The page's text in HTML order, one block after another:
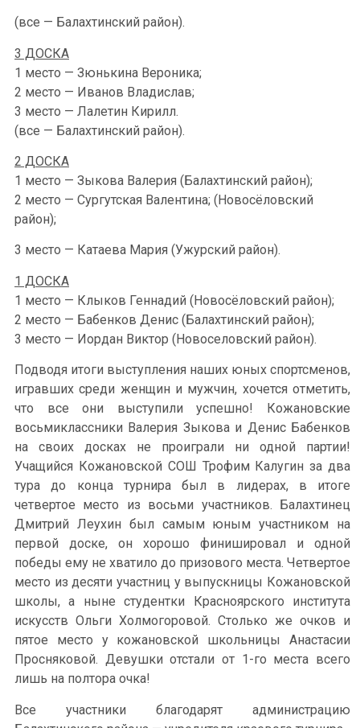
(все — Балахтинский район).
3 ДОСКА
1 место — Зюнькина Вероника;
2 место — Иванов Владислав;
3 место — Лалетин Кирилл.
(все — Балахтинский район).
2 ДОСКА
1 место — Зыкова Валерия (Балахтинский район);
2 место — Сургутская Валентина; (Новосёловский
район);
3 место — Катаева Мария (Ужурский район).
1 ДОСКА
1 место — Клыков Геннадий (Новосёловский район);
2 место — Бабенков Денис (Балахтинский район);
3 место — Иордан Виктор (Новоселовский район).
Подводя итоги выступления наших юных спортсменов,
игравших среди женщин и мужчин, хочется отметить,
что все они выступили успешно! Кожановские
восьмиклассники Валерия Зыкова и Денис Бабенков
на своих досках не проиграли ни одной партии!
Учащийся Кожановской СОШ Трофим Калугин за два
тура до конца турнира был в лидерах, в итоге
четвертое место из восьми участников. Балахтинец
Дмитрий Леухин был самым юным участником на
первой доске, он хорошо финишировал и одной
победы ему не хватило до призового места. Четвертое
место из десяти участниц у выпускницы Кожановской
школы, а ныне студентки Красноярского института
искусств Ольги Холмогоровой. Столько же очков и
пятое место у кожановской школьницы Анастасии
Просняковой. Девушки отстали от 1-го места всего
лишь на полтора очка!
Все участники благодарят администрацию